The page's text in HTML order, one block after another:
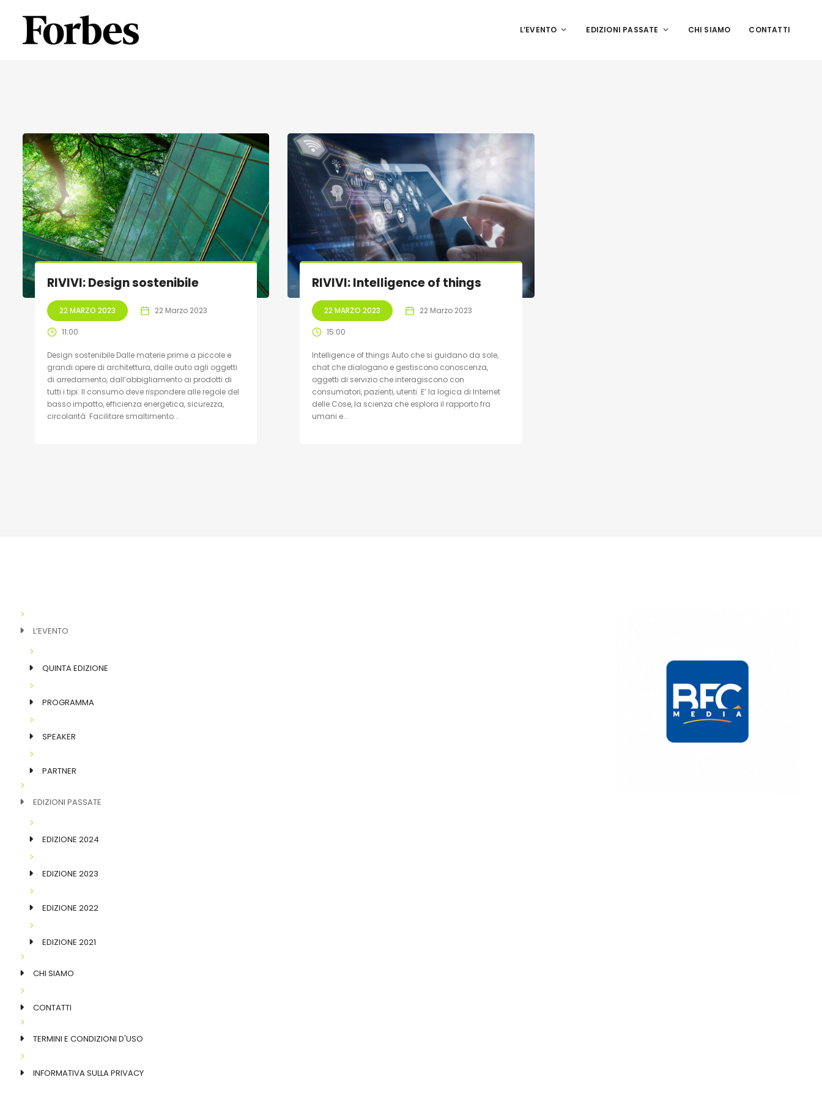
L’EVENTO EDIZIONI PASSATE CHI SIAMO CONTATTI
RIVIVI: Design sostenibile
22 MARZO 2023 22 Marzo 2023
11:00
Design sostenibile Dalle materie prime a piccole e
grandi opere di architettura, dalle auto agli oggetti
di arredamento, dall’abbigliamento ai prodotti di
tutti i tipi. Il consumo deve rispondere alle regole del
basso impatto, efficienza energetica, sicurezza,
circolarità. Facilitare smaltimento...
RIVIVI: Intelligence of things
22 MARZO 2023 22 Marzo 2023
15:00
Intelligence of things Auto che si guidano da sole,
chat che dialogano e gestiscono conoscenza,
oggetti di servizio che interagiscono con
consumatori, pazienti, utenti. E’ la logica di Internet
delle Cose, la scienza che esplora il rapporto fra
umani e...
L’EVENTO
QUINTA EDIZIONE
PROGRAMMA
SPEAKER
PARTNER
EDIZIONI PASSATE
EDIZIONE 2024
EDIZIONE 2023
EDIZIONE 2022
EDIZIONE 2021
CHI SIAMO
CONTATTI
TERMINI E CONDIZIONI D'USO
INFORMATIVA SULLA PRIVACY